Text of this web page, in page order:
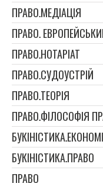
ПРАВО.МЕДІАЦІЯ
ПРАВО.
ПРАВО.НОТАРІАТ
ПРАВО.СУДОУСТРІЙ
ПРАВО.ТЕОРІЯ
ПРАВО.ФІЛОСОФІЯ
БУКІНІСТИКА.ПРАВО
ПРАВО